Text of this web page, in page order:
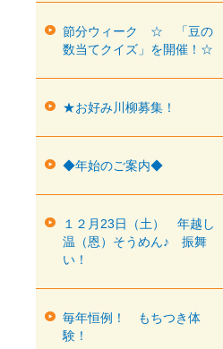
節分ウィーク ☆ 「豆の
数当てクイズ」を開催！☆
★お好み川柳募集！
◆年始のご案内◆
１２月23日（土） 年越し
温（恩）そうめん♪ 振舞
い！
毎年恒例！ もちつき体
験！